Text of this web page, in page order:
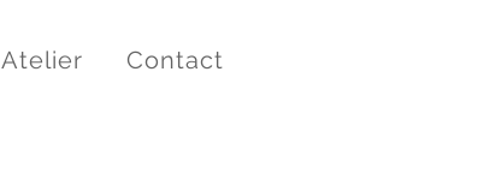
Atelier Contact